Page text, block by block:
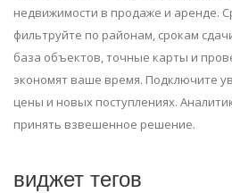
недвижимости в продаже и аренде.
фильтруйте по районам, срокам
база объектов, точные карты и
экономят ваше время. Подключите
цены и новых поступлениях.
принять взвешенное решение.
виджет тегов